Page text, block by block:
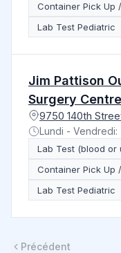
Container Pick Up
Lab Test Pediatric
Jim Pattison
Surgery Centre
9750 140th
Lundi - Vendredi:
Lab Test (blood or
Container Pick Up
Lab Test Pediatric
Précédent